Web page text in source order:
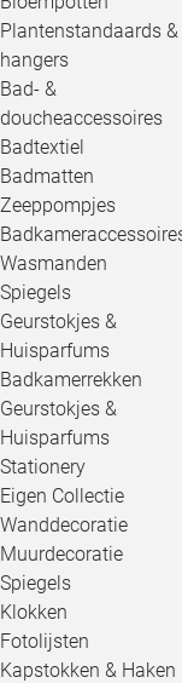
Plantenstandaards &
hangers
Bad- &
doucheaccessoires
Badtextiel
Badmatten
Zeeppompjes
Wasmanden
Spiegels
Geurstokjes &
Huisparfums
Badkamerrekken
Geurstokjes &
Huisparfums
Stationery
Eigen Collectie
Wanddecoratie
Muurdecoratie
Spiegels
Klokken
Fotolijsten
Kapstokken & Haken